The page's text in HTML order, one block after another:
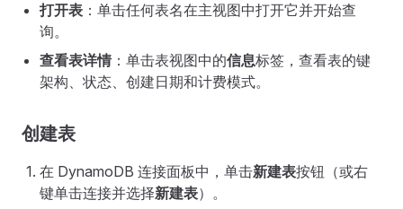
打开表 ：单击任何表名在主视图中打开它并开始查
询。
查看表详情：单击表视图中的信息标签，查看表的键
架构、状态、创建日期和计费模式。
创建表
在 DynamoDB 连接面板中，单击新建表按钮（或右
键单击连接并选择新建表）。